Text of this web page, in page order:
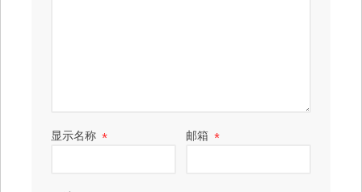
显示名称 * 邮箱*